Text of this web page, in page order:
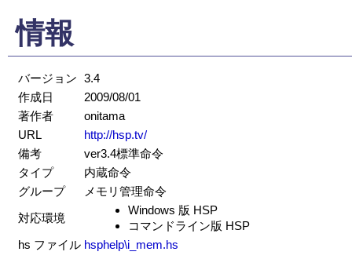
情報
バージョン 3.4
作成日
2009/08/01
著作者
onitama
URL
http://hsp.tv/
備考
ver3.4標準命令
タイプ
内蔵命令
グループ
メモリ管理命令
対応環境
Windows 版 HSP
コマンドライン版 HSP
hs ファイル hsphelp\i_mem.hs